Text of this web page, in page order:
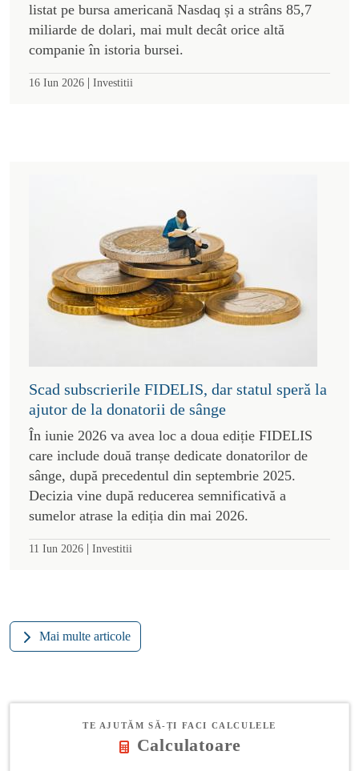
listat pe bursa americană Nasdaq și a strâns 85,7
miliarde de dolari, mai mult decât orice altă
companie în istoria bursei.
16 Iun 2026 | Investitii
Scad subscrierile FIDELIS, dar statul speră la
ajutor de la donatorii de sânge
În iunie 2026 va avea loc a doua ediție FIDELIS
care include două tranșe dedicate donatorilor de
sânge, după precedentul din septembrie 2025.
Decizia vine după reducerea semnificativă a
sumelor atrase la ediția din mai 2026.
11 Iun 2026 | Investitii
Mai multe articole
TE AJUTĂM SĂ-ȚI FACI CALCULELE
Calculatoare